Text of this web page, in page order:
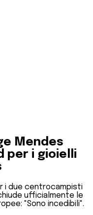
Mendes
per i gioielli
i due centrocampisti
ufficialmente le
"Sono incedibili".